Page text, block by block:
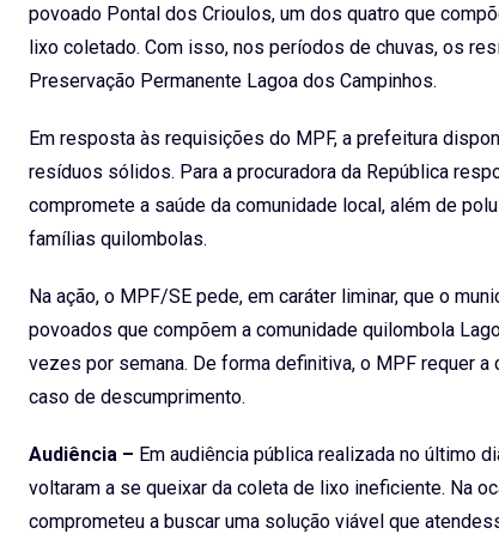
povoado Pontal dos Crioulos, um dos quatro que
lixo coletado. Com isso, nos períodos de chuvas, os
Preservação Permanente Lagoa dos Campinhos.
Em resposta às requisições do MPF, a prefeitura
resíduos sólidos. Para a procuradora da República
compromete a saúde da comunidade local, além de
famílias quilombolas.
Na ação, o MPF/SE pede, em caráter liminar, que o
povoados que compõem a comunidade quilombola
vezes por semana. De forma definitiva, o MPF requer
caso de descumprimento.
Audiência – Em audiência pública realizada no último
voltaram a se queixar da coleta de lixo ineficiente. Na
comprometeu a buscar uma solução viável que